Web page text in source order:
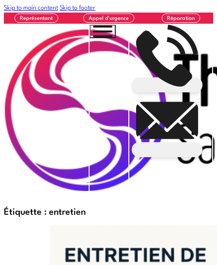
Skip to main content Skip to footer
Représentant Appel d'urgence Réparation
Étiquette : entretien